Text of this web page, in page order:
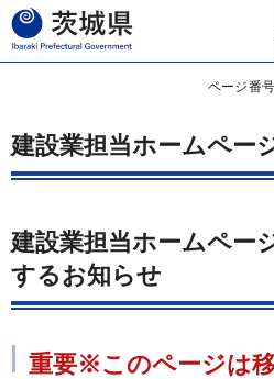
茨城県
ページ番
建設業担当ホームペー
建設業担当ホームペー
するお知らせ
重要※このページは